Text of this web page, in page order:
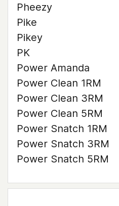
Pheezy
Pike
Pikey
PK
Power Amanda
Power Clean 1RM
Power Clean 3RM
Power Clean 5RM
Power Snatch 1RM
Power Snatch 3RM
Power Snatch 5RM